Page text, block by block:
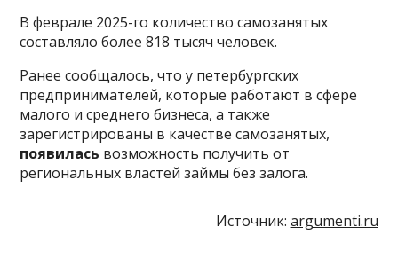
В феврале 2025-го количество самозанятых
составляло более 818 тысяч человек.
Ранее сообщалось, что у петербургских
предпринимателей, которые работают в сфере
малого и среднего бизнеса, а также
зарегистрированы в качестве самозанятых,
появилась возможность получить от
региональных властей займы без залога.
Источник: argumenti.ru